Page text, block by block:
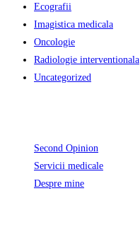
Ecografii
Imagistica medicala
Oncologie
Radiologie interventionala
Uncategorized
Second Opinion
Servicii medicale
Despre mine